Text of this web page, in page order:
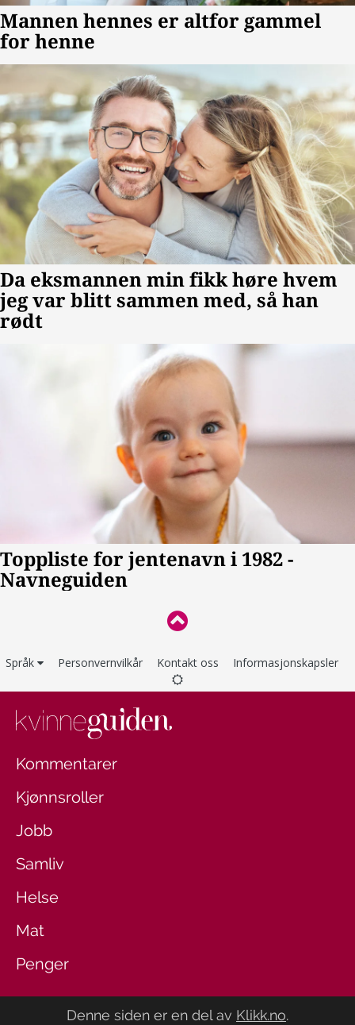
Språk Personvernvilkår Kontakt oss Informasjonskapsler
Kommentarer
Kjønnsroller
Jobb
Samliv
Helse
Mat
Penger
Denne siden er en del av Klikk.no.